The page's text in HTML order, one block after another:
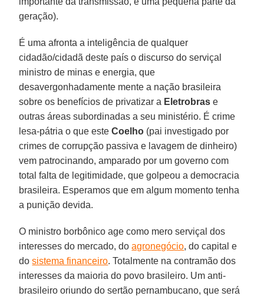
geração).
É uma afronta a inteligência de qualquer
cidadão/cidadã deste país o discurso do serviçal
ministro de minas e energia, que
desavergonhadamente mente a nação brasileira
sobre os benefícios de privatizar a Eletrobras e
outras áreas subordinadas a seu ministério. É crime
lesa-pátria o que esteCoelho (pai investigado por
crimes de corrupção passiva e lavagem de dinheiro)
vem patrocinando, amparado por um governo com
total falta de legitimidade, que golpeou a democracia
brasileira. Esperamos que em algum momento tenha
a punição devida.
O ministro borbônico age como mero serviçal dos
interesses do mercado, doagronegócio, do capital e
dosistema financeiro. Totalmente na contramão dos
interesses da maioria do povo brasileiro. Um anti-
brasileiro oriundo do sertão pernambucano, que será